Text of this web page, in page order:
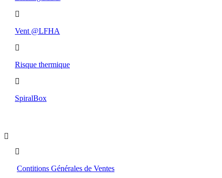
Vent @LFHA
Risque thermique
SpiralBox
Contitions Générales de Ventes